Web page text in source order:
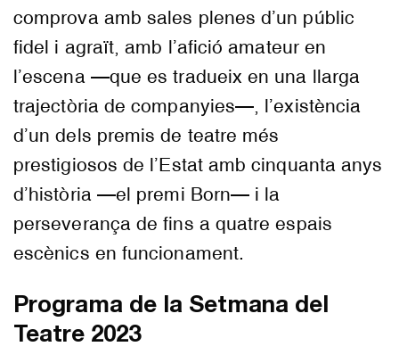
comprova amb sales plenes d’un públic
fidel i agraït, amb l’afició amateur en
l’escena —que es tradueix en una llarga
trajectòria de companyies—, l’existència
d’un dels premis de teatre més
prestigiosos de l’Estat amb cinquanta anys
d’història —el premi Born— i la
perseverança de fins a quatre espais
escènics en funcionament.
Programa de la Setmana del
Teatre 2023